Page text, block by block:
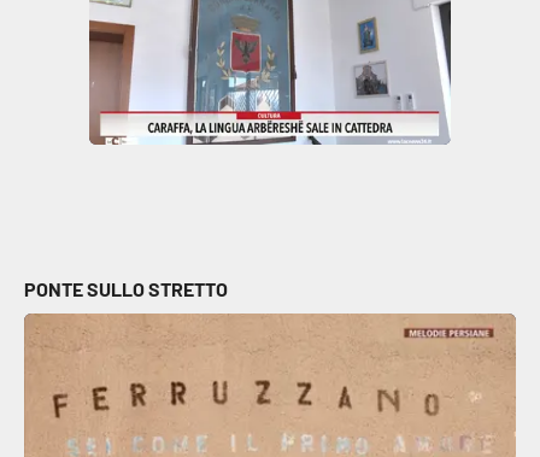
PONTE SULLO STRETTO